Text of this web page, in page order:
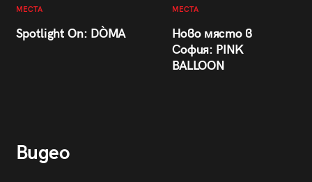
МЕСТА
Spotlight On: DÒMA
МЕСТА
Ново място в
София: PINK
BALLOON
Видео